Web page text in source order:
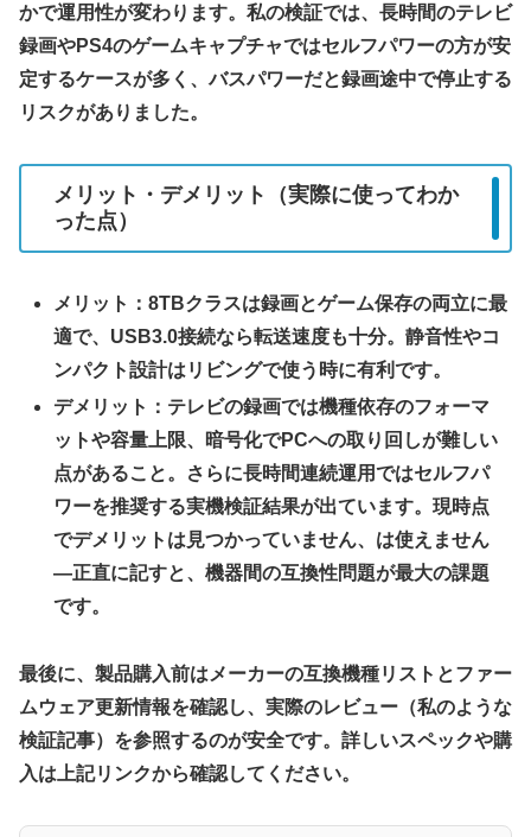
かで運用性が変わります。私の検証では、長時間のテレビ
録画やPS4のゲームキャプチャではセルフパワーの方が安
定するケースが多く、バスパワーだと録画途中で停止する
リスクがありました。
メリット・デメリット（実際に使ってわか
った点）
メリット：8TBクラスは録画とゲーム保存の両立に最
適で、USB3.0接続なら転送速度も十分。静音性やコ
ンパクト設計はリビングで使う時に有利です。
デメリット：テレビの録画では機種依存のフォーマ
ットや容量上限、暗号化でPCへの取り回しが難しい
点があること。さらに長時間連続運用ではセルフパ
ワーを推奨する実機検証結果が出ています。現時点
でデメリットは見つかっていません、は使えません
—正直に記すと、機器間の互換性問題が最大の課題
です。
最後に、製品購入前はメーカーの互換機種リストとファー
ムウェア更新情報を確認し、実際のレビュー（私のような
検証記事）を参照するのが安全です。詳しいスペックや購
入は上記リンクから確認してください。